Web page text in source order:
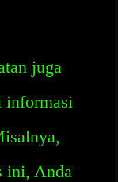
juga
informasi
ini, Anda